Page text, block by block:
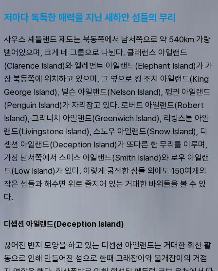
저마다 독특한 매력을 지닌 새하얀 섬들의 무리
사우스 셰틀랜드 제도는 북동쪽에서 남서쪽으로 약 540km 가량
뻗어있으며, 크게 네 그룹으로 나뉜다. 클래런스 아일랜드
(Clarence Island)와 엘레펀트 아일랜드(Elephant Island)가 가
장 북동쪽에 위치하고 있으며, 그 옆으로 킹 조지 아일랜드(King
George Island), 넬슨 아일랜드(Nelson Island), 펭귄 아일랜드
(Penguin Island)가 자리잡고 있다. 로버트 아일랜드(Robert
Island), 그리니치 아일랜드(Greenwich Island), 리빙스톤 아일
랜드(Livingstone Island), 스노우 아일랜드(Snow Island), 디
셉션 아일랜드(Deception Island)가 또다른 한 무리를 이루며,
가장 남서쪽에서 스미스 아일랜드(Smith Island)와 로우 아일랜
드(Low Island)가 있다. 이렇게 굵직한 섬들 외에도 150여개의
작은 섬들과 해수면 위로 줄지어 있는 거대한 바위들을 볼 수 있
다.
디셉션 아일랜드(Deception Island)
끊어진 반지 모양을 하고 있는 디셉션 아일랜드는 거대한 화산 활
동으로 인해 만들어진 섬으로 한때 고래잡이와 물개잡이의 거점